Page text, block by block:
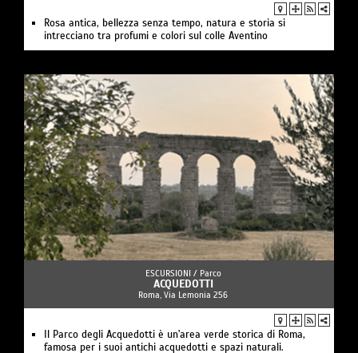
Rosa antica, bellezza senza tempo, natura e storia si
intrecciano tra profumi e colori sul colle Aventino
ESCURSIONI / Parco
ACQUEDOTTI
Roma, Via Lemonia 256
Il Parco degli Acquedotti è un'area verde storica di Roma,
famosa per i suoi antichi acquedotti e spazi naturali.